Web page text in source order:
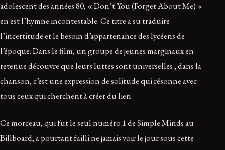
adolescent des années 80, « Don’t You (Forget About Me) »
en est l’hymne incontestable. Ce titre a su traduire
l’incertitude et le besoin d’appartenance des lycéens de
l’époque. Dans le film, un groupe de jeunes marginaux en
retenue découvre que leurs luttes sont universelles ; dans la
chanson, c’est une expression de solitude qui résonne avec
tous ceux qui cherchent à créer du lien.
Ce morceau, qui fut le seul numéro 1 de Simple Minds au
Billboard, a pourtant failli ne jamais voir le jour sous cette